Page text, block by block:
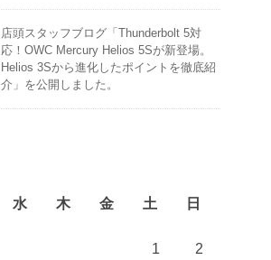
店頭スタッフブログ「Thunderbolt 5対
応！OWC Mercury Helios 5Sが新登場。
Helios 3Sから進化したポイントを徹底紹
介」を公開しました。
水 木 金 土 日
1 2